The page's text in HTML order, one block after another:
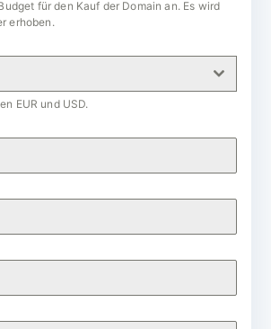
für den Kauf der Domain an. Es wird
erhoben.
EUR und USD.